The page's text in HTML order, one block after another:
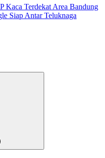
Kaca Terdekat Area Bandung
Siap Antar Teluknaga